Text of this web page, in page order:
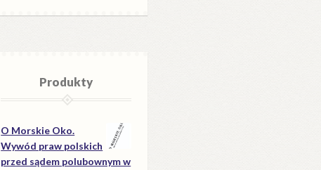
Produkty
O Morskie Oko.
Wywód praw polskich
przed sądem polubownym w